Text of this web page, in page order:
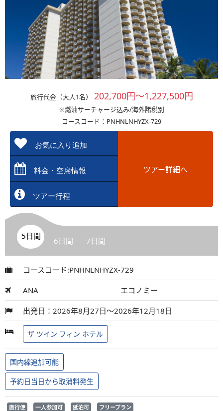
旅行代金（大人1名） 202,700円～1,227,500円
※燃油サーチャージ込み/海外諸税別
コースコード：PNHNLNHYZX-729
お気に入り追加
料金・空席情報
ツアー行程
ツアー詳細へ
5日間 6日間 7日間
コースコード:PNHNLNHYZX-729
ANA エコノミー
出発日：2026年8月27日～2026年12月18日
ザ ツイン フィン ホテル
国内線追加可能
予約日当日から取消料発生
直行便 一人参加可 延泊可 フリープラン